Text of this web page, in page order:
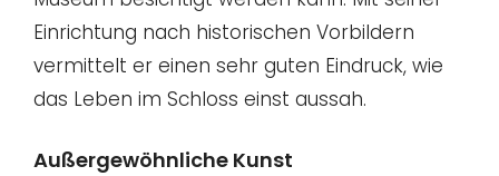
Einrichtung nach historischen Vorbildern
vermittelt er einen sehr guten Eindruck, wie
das Leben im Schloss einst aussah.
Außergewöhnliche Kunst